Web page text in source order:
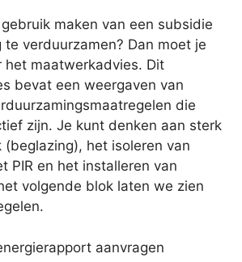
maken van een subsidie
verduurzamen? Dan moet je
het maatwerkadvies. Dit
bevat een weergaven van
die
zijn. Je kunt denken aan sterk
(beglazing), het isoleren van
PIR en het installeren van
volgende blok laten we zien
aanvragen